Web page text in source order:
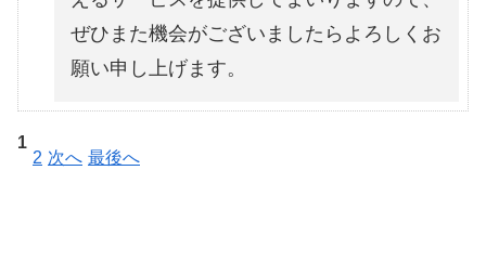
ぜひまた機会がございましたらよろしくお
願い申し上げます。
1
2 次へ 最後へ